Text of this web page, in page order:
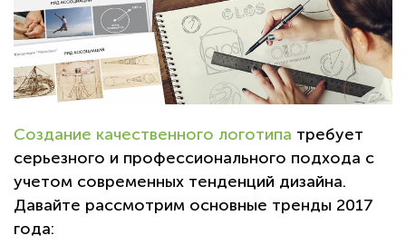
Создание качественного логотипа требует
серьезного и профессионального подхода с
учетом современных тенденций дизайна.
Давайте рассмотрим основные тренды 2017
года: